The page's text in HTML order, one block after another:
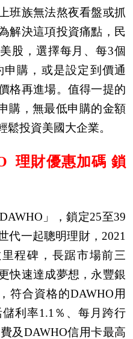
班族無法熬夜看盤或抓
解決這項投資痛點，民
股，選擇每月、每3個
購，或是設定到價通
格再進場。值得一提的
購，無最低申購的金額
鬆投資美國大企業。
理財優惠加碼 鎖
」，鎖定25至39
代一起聰明理財，2021
程碑，長踞市場前三
快速達成夢想，永豐銀
符合資格的DAWHO用
利率1.1％、每月跨行
及DAWHO信用卡最高